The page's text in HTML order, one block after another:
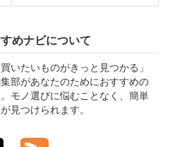
めナビについて
いたいものがきっと見つかる」
部があなたのためにおすすめの
モノ選びに悩むことなく、簡単
見つけられます。